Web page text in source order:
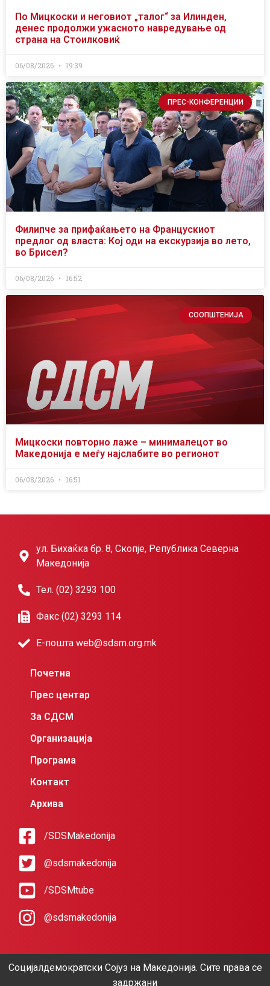
По Мицкоски и неговиот „талог“ за Илинден,
денес продолжи ужасното навредување од
страна на Стоилковиќ
06/08/2026 19:39
ПРЕС-КОНФЕРЕНЦИИ
Филипче за прифаќањето на Францускиот
предлог од власта: Кој оди на екскурзија во лето,
во Брисел?
06/08/2026 16:52
СООПШТЕНИЈА
Мицкоски повторно лаже – минималецот во
Македонија е меѓу најслабите во регионот
06/08/2026 16:51
ул. Бихаќка бр. 8, Скопје, Република Северна
Македонија
Тел. (02) 3293 100
Факс (02) 3293 114
Е-пошта web@sdsm.org.mk
Почетна
Прес центар
За СДСМ
Организација
Програма
Контакт
Архива
/SDSMakedonija
@sdsmakedonija
/SDSMtube
@sdsmakedonija
Социјалдемократски Сојуз на Македонија. Сите права се
задржани